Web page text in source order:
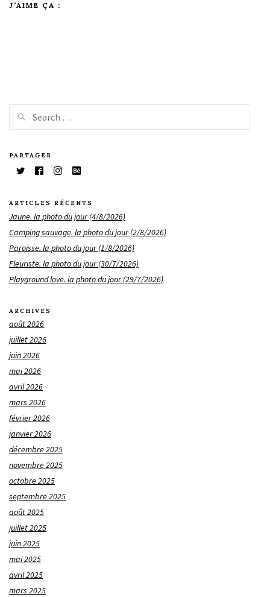
J’AIME ÇA :
PARTAGER
ARTICLES RÉCENTS
Jaune. la photo du jour (4/8/2026)
Camping sauvage. la photo du jour (2/8/2026)
Paroisse. la photo du jour (1/8/2026)
Fleuriste. la photo du jour (30/7/2026)
Playground love. la photo du jour (29/7/2026)
ARCHIVES
août 2026
juillet 2026
juin 2026
mai 2026
avril 2026
mars 2026
février 2026
janvier 2026
décembre 2025
novembre 2025
octobre 2025
septembre 2025
août 2025
juillet 2025
juin 2025
mai 2025
avril 2025
mars 2025